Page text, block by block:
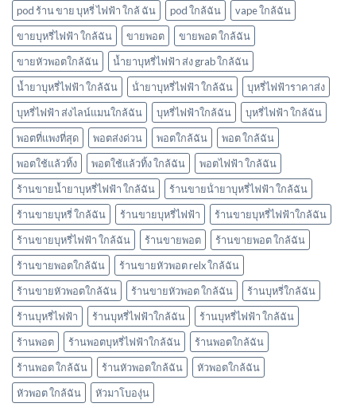
โบ
มี
กลิ่น
อะไร
พอต
ใช้
แล้ว
ทิ้ง
marbo
pod ร้าน ขาย บุหรี่ ไฟฟ้า ใกล้ ฉัน pod ใกล้ฉัน
vape ใกล้ฉัน
ขายบุหรี่ไฟฟ้า ใกล้ฉัน
ขายพอต
ขายพอต ใกล้ฉัน
ขายหัวพอตใกล้ฉัน
น้ำยาบุหรี่ไฟฟ้า ส่ง grab ใกล้ฉัน
น้ำยาบุหรี่ไฟฟ้า ใกล้ฉัน
น้ํายาบุหรี่ไฟฟ้า ใกล้ฉัน
บุหรี่ไฟฟ้าราคาส่ง
บุหรี่ไฟฟ้า ส่งไลน์แมนใกล้ฉัน
บุหรี่ไฟฟ้าใกล้ฉัน
บุหรี่ไฟฟ้า ใกล้ฉัน
พอตที่แพงที่สุด
พอตส่งด่วน พอตใกล้ฉัน
พอต ใกล้ฉัน
พอตใช้แล้วทิ้ง
พอตใช้แล้วทิ้ง ใกล้ฉัน
พอตไฟฟ้า ใกล้ฉัน
ร้านขายน้ำยาบุหรี่ไฟฟ้า ใกล้ฉัน
ร้านขายน้ํายาบุหรี่ไฟฟ้า ใกล้ฉัน
ร้านขายบุหรี่ ใกล้ฉัน
ร้านขายบุหรี่ไฟฟ้า
ร้านขายบุหรี่ไฟฟ้าใกล้ฉัน
ร้านขายบุหรี่ไฟฟ้า ใกล้ฉัน
ร้านขายพอต
ร้านขายพอต ใกล้ฉัน
ร้านขายพอตใกล้ฉัน
ร้านขายหัวพอต relx ใกล้ฉัน
ร้านขายหัวพอตใกล้ฉัน
ร้านขายหัวพอต ใกล้ฉัน
ร้านบุหรี่ใกล้ฉัน
ร้านบุหรี่ไฟฟ้า
ร้านบุหรี่ไฟฟ้าใกล้ฉัน
ร้านบุหรี่ไฟฟ้า ใกล้ฉัน
ร้านพอต
ร้านพอตบุหรี่ไฟฟ้าใกล้ฉัน
ร้านพอตใกล้ฉัน
ร้านพอต ใกล้ฉัน
ร้านหัวพอตใกล้ฉัน
หัวพอตใกล้ฉัน
หัวพอต ใกล้ฉัน
หัวมาโบองุ่น